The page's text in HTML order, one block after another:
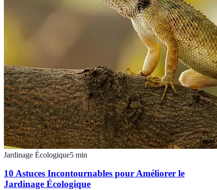
Jardinage Écologique5 min
10 Astuces Incontournables pour Améliorer le
Jardinage Écologique